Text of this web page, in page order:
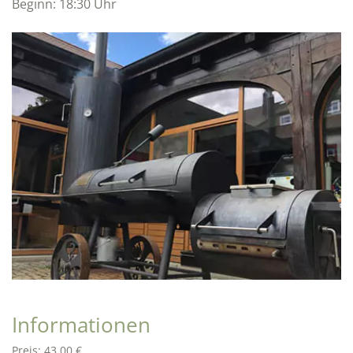
Beginn: 18:30 Uhr
Informationen
Preis: 43,00 €